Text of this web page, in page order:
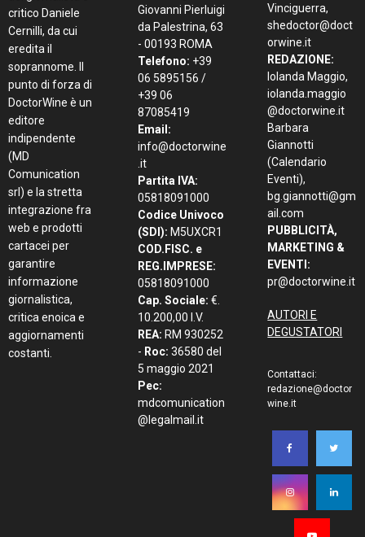
critico Daniele
Cernilli, da cui
eredita il
soprannome. Il
punto di forza di
DoctorWine è un
editore
indipendente
(MD
Comunication
srl) e la stretta
integrazione fra
web e prodotti
cartacei per
garantire
informazione
giornalistica,
critica enoica e
aggiornamenti
costanti.
Giovanni Pierluigi
da Palestrina, 63
- 00193 ROMA
Telefono: +39
06 5895156 /
+39 06
87085419
Email:
info@doctorwine
.it
Partita IVA:
05818091000
Codice Univoco
(SDI): M5UXCR1
COD.FISC. e
REG.IMPRESE:
05818091000
Cap. Sociale: €.
10.200,00 I.V.
REA: RM 930252
- Roc: 36580 del
5 maggio 2021
Pec:
mdcomunication
@legalmail.it
Vinciguerra,
shedoctor@doct
orwine.it
REDAZIONE:
Iolanda Maggio,
iolanda.maggio
@doctorwine.it
Barbara
Giannotti
(Calendario
Eventi),
bg.giannotti@gm
ail.com
PUBBLICITÀ,
MARKETING &
EVENTI:
pr@doctorwine.it
AUTORI E
DEGUSTATORI
Contattaci:
redazione@doctor
wine.it